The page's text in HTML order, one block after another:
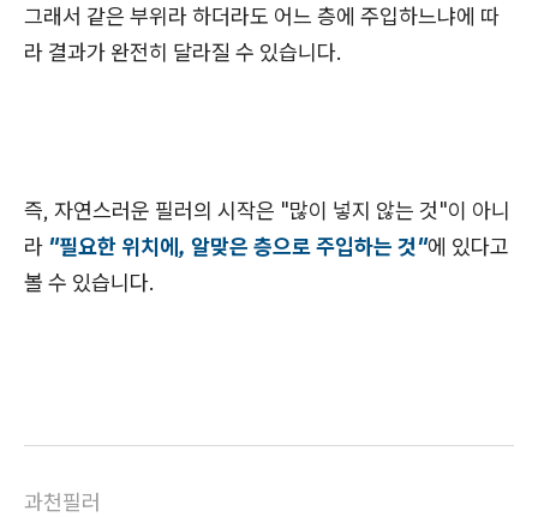
그래서 같은 부위라 하더라도 어느 층에 주입하느냐에 따
라 결과가 완전히 달라질 수 있습니다.
즉, 자연스러운 필러의 시작은 "많이 넣지 않는 것"이 아니
라 "필요한 위치에, 알맞은 층으로 주입하는 것"에 있다고
볼 수 있습니다.
과천필러